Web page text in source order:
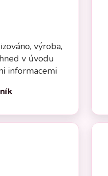
výroba,
v úvodu
informacemi